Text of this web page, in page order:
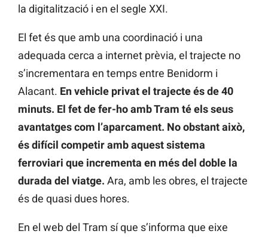
la digitalització i en el segle XXI.
El fet és que amb una coordinació i una
adequada cerca a internet prèvia, el trajecte no
s’incrementara en temps entre Benidorm i
Alacant. En vehicle privat el trajecte és de 40
minuts. El fet de fer-ho amb Tram té els seus
avantatges com l’aparcament. No obstant això,
és difícil competir amb aquest sistema
ferroviari que incrementa en més del doble la
durada del viatge. Ara, amb les obres, el trajecte
és de quasi dues hores.
En el web del Tram sí que s’informa que eixe